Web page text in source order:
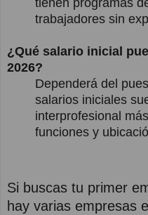
tienen programas
trabajadores sin
¿Qué salario inicial
2026?
Dependerá del
salarios iniciales
interprofesional
funciones y
Si buscas tu primer
hay varias empresas